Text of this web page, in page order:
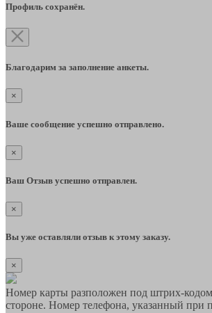
Профиль сохранён.
Благодарим за заполнение анкеты.
×
Ваше сообщение успешно отправлено.
×
Ваш Отзыв успешно отправлен.
×
Вы уже оставляли отзыв к этому заказу.
×
Номер карты разположен под штрих-
стороне. Номер телефона, указанный при